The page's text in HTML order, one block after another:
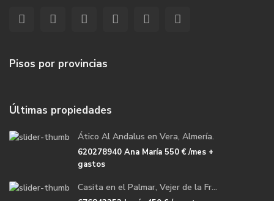
Pisos por provincias
Últimas propiedades
Ático Al Andalus en Vera, Almería.
620278940 Ana María 550 €/mes +
gastos
Casita en el Palmar, Vejer de la Fr...